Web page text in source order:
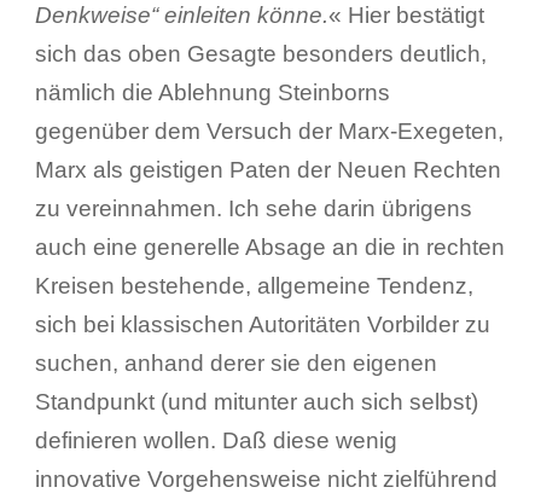
Denkweise“ einleiten könne.« Hier bestätigt
sich das oben Gesagte besonders deutlich,
nämlich die Ablehnung Steinborns
gegenüber dem Versuch der Marx-Exegeten,
Marx als geistigen Paten der Neuen Rechten
zu vereinnahmen. Ich sehe darin übrigens
auch eine generelle Absage an die in rechten
Kreisen bestehende, allgemeine Tendenz,
sich bei klassischen Autoritäten Vorbilder zu
suchen, anhand derer sie den eigenen
Standpunkt (und mitunter auch sich selbst)
definieren wollen. Daß diese wenig
innovative Vorgehensweise nicht zielführend